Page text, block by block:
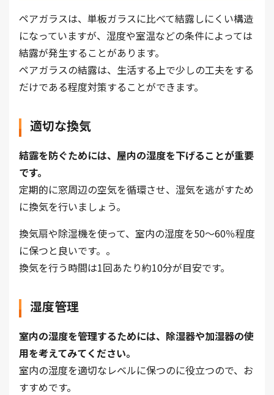
ペアガラスは、単板ガラスに比べて結露しにくい構造
になっていますが、湿度や室温などの条件によっては
結露が発生することがあります。
ペアガラスの結露は、生活する上で少しの工夫をする
だけである程度対策することができます。
適切な換気
結露を防ぐためには、屋内の湿度を下げることが重要
です。
定期的に窓周辺の空気を循環させ、湿気を逃がすため
に換気を行いましょう。
換気扇や除湿機を使って、室内の湿度を50～60％程度
に保つと良いです。。
換気を行う時間は1回あたり約10分が目安です。
湿度管理
室内の湿度を管理するためには、除湿器や加湿器の使
用を考えてみてください。
室内の湿度を適切なレベルに保つのに役立つので、お
すすめです。